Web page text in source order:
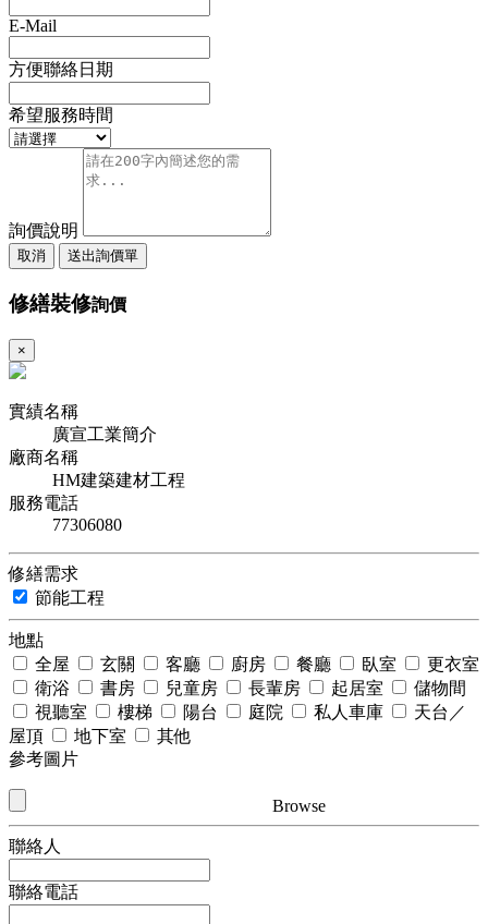
E-Mail
方便聯絡日期
希望服務時間
詢價說明
取消 送出詢價單
修繕裝修詢價
×
實績名稱
廣宣工業簡介
廠商名稱
HM建築建材工程
服務電話
77306080
修繕需求
節能工程
地點
全屋
玄關 客廳 廚房 餐廳 臥室
更衣室
衛浴
書房 兒童房 長輩房 起居室
儲物間
視聽室
樓梯 陽台 庭院 私人車庫
天台／
屋頂
地下室
其他
參考圖片
Browse
聯絡人
聯絡電話